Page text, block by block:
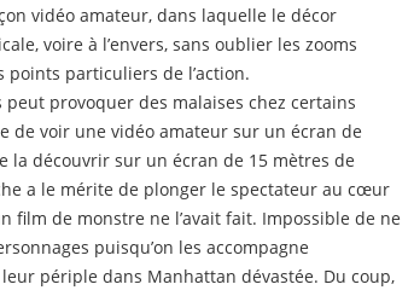
vidéo amateur, dans laquelle le décor
voire à l’envers, sans oublier les zooms
points particuliers de l’action.
peut provoquer des malaises chez certains
de voir une vidéo amateur sur un écran de
la découvrir sur un écran de 15 mètres de
a le mérite de plonger le spectateur au cœur
film de monstre ne l’avait fait. Impossible de ne
puisqu’on les accompagne
périple dans Manhattan dévastée. Du coup,